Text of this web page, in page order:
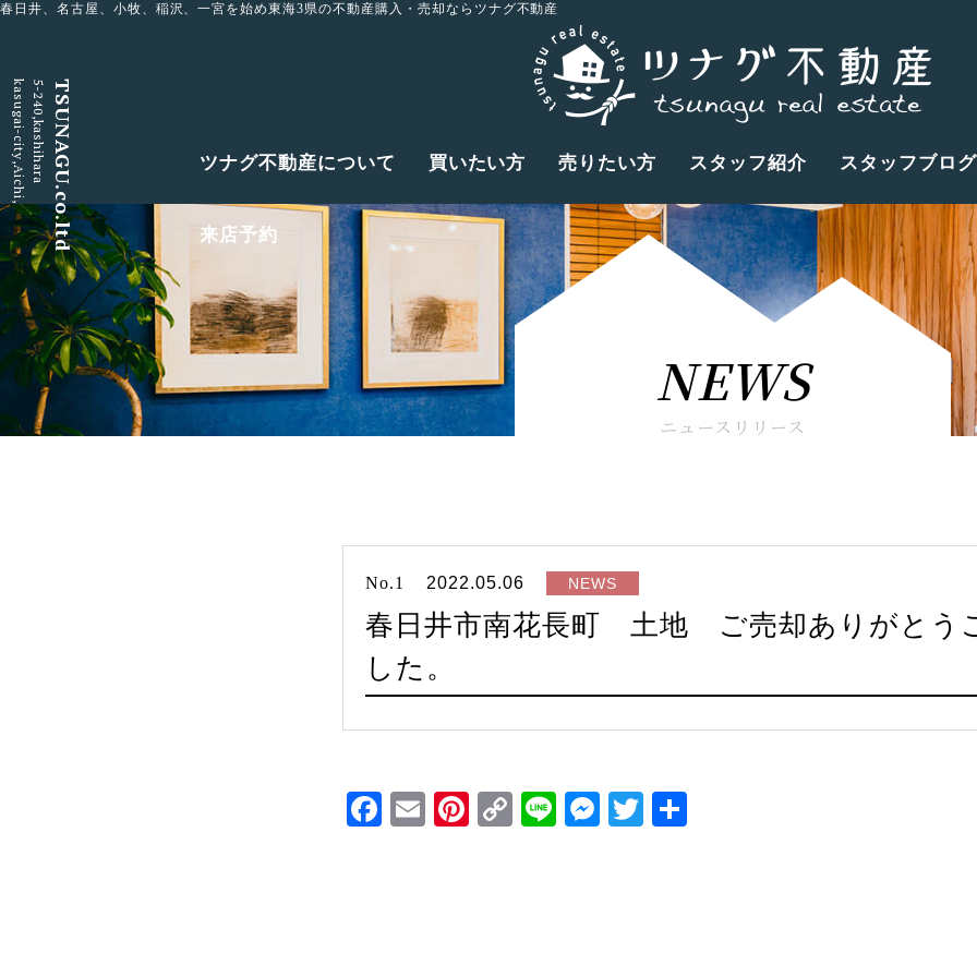
春日井、名古屋、小牧、稲沢、一宮を始め東海3県の不動産購入・売却ならツナグ不動産
ツナグ不動産について 買いたい方 売りたい方 スタッフ紹介 スタッフブログ
来店予約
TSUNAGU.co.ltd
5-240,kashihara
kasugai-city,Aichi,
NEWS
ニュースリリース
No.1 2022.05.06 NEWS
春日井市南花長町 土地 ご売却ありがとう
した。
Facebook
EmailPinterest
CopyLineMessenger
Twitter